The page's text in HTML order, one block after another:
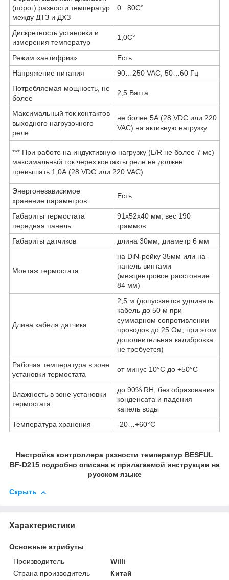
(порог) разности температур
между ДТЗ и ДХЗ
0...80С°
Дискретность установки и
измерения температур
1,0С°
Режим «антифриз»
Есть
Напряжение питания
90…250 VAC, 50…60 Гц
Потребляемая мощность, не
более
2,5 Ватта
Максимальный ток контактов
выходного нагрузочного
реле
не более 5А (28 VDC или 220
VAC) на активную нагрузку
*** При работе на индуктивную нагрузку (L/R не более 7 мс)
максимальный ток через контакты реле не должен
превышать 1,0А (28 VDC или 220 VAC)
Энергонезависимое
хранение параметров
Есть
Габариты термостата
передняя панель
91х52х40 мм, вес 190
граммов
Габариты датчиков
длина 30мм, диаметр 6 мм
Монтаж термостата
на DiN-рейку 35мм или на
панель винтами
(межцентровое расстояние
84 мм)
Длина кабеля датчика
2,5 м (допускается удлинять
кабель до 50 м при
суммарном сопротивлении
проводов до 25 Ом; при этом
дополнительная калибровка
не требуется)
Рабочая температура в зоне
установки термостата
от минус 10°С до +50°С
Влажность в зоне установки
термостата
до 90% RH, без образования
конденсата и падения
капель воды
Температура хранения
-20…+60°С
Настройка контроллера разности температур BESFUL
BF-D215 подробно описана в прилагаемой инструкции на
русском языке
Скрыть
Характеристики
Основные атрибуты
Производитель
Willi
Страна производитель
Китай